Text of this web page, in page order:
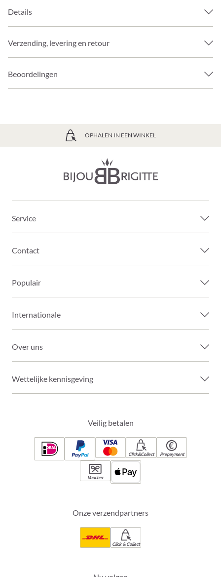
Details
Verzending, levering en retour
Beoordelingen
GRATIS VERZENDING VANAF 39€
Service
Contact
Populair
Internationale
Over uns
Wettelijke kennisgeving
Veilig betalen
Click&Collect Prepayment
Voucher
Onze verzendpartners
Click & Collect